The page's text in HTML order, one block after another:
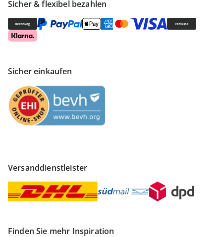
Sicher & flexibel bezahlen
Sicher einkaufen
Versanddienstleister
Finden Sie mehr Inspiration